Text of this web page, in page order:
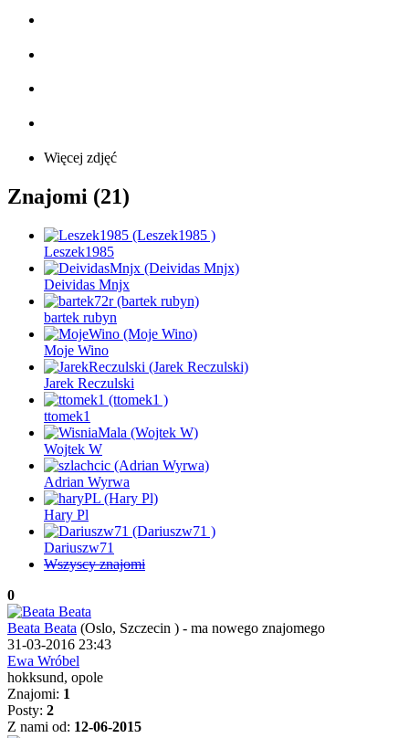
Więcej zdjęć
Znajomi (21)
Leszek1985
Deividas Mnjx
bartek rubyn
Moje Wino
Jarek Reczulski
ttomek1
Wojtek W
Adrian Wyrwa
Hary Pl
Dariuszw71
Wszyscy znajomi
0
Beata Beata (Oslo, Szczecin ) - ma nowego znajomego
31-03-2016 23:43
Ewa Wróbel
hokksund, opole
Znajomi: 1
Posty: 2
Z nami od: 12-06-2015